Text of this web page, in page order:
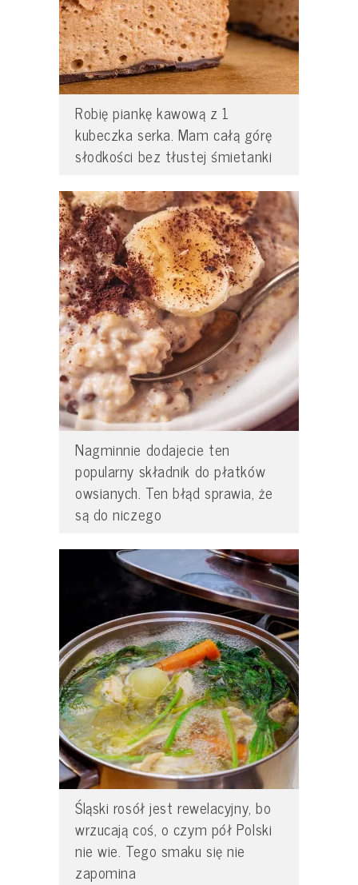
Robię piankę kawową z 1
kubeczka serka. Mam całą górę
słodkości bez tłustej śmietanki
Nagminnie dodajecie ten
popularny składnik do płatków
owsianych. Ten błąd sprawia, że
są do niczego
Śląski rosół jest rewelacyjny, bo
wrzucają coś, o czym pół Polski
nie wie. Tego smaku się nie
zapomina